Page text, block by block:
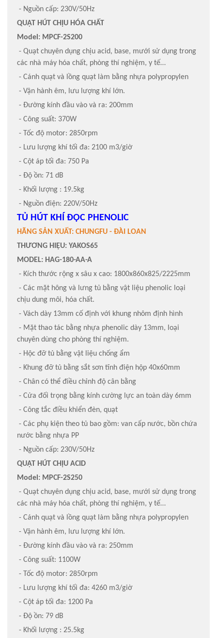
- Nguồn cấp: 230V/50Hz
QUẠT HÚT CHỊU HÓA CHẤT
Model: MPCF-2S200
- Quạt chuyên dụng chịu acid, base, mưới sử dụng trong
các nhà máy hóa chất, phòng thí nghiệm, y tế…
- Cánh quạt và lồng quạt làm bằng nhựa polypropylen
- Vận hành êm, lưu lượng khí lớn.
- Đường kính đầu vào và ra: 200mm
- Công suất: 370W
- Tốc độ motor: 2850rpm
- Lưu lượng khí tối đa: 2100 m3/giờ
- Cột áp tối đa: 750 Pa
- Độ ồn: 71 dB
- Khối lượng : 19.5kg
- Nguồn điện: 220V/50Hz
TỦ HÚT KHÍ ĐỘC PHENOLIC
HÃNG SẢN XUẤT: CHUNGFU - ĐÀI LOAN
THƯƠNG HIỆU: YAKOS65
MODEL: HAG-180-AA-A
- Kích thước rộng x sâu x cao: 1800x860x825/2225mm
- Các mặt hông và lưng tủ bằng vật liệu phenolic loại
chịu dung môi, hóa chất.
- Vách dày 13mm cố định với khung nhôm định hình
- Mặt thao tác bằng nhựa phenolic dày 13mm, loại
chuyên dùng cho phòng thí nghiệm.
- Hộc đỡ tủ bằng vật liệu chống ẩm
- Khung đỡ tủ bằng sắt sơn tĩnh điện hộp 40x60mm
- Chân có thể điều chỉnh độ cân bằng
- Cửa đối trọng bằng kính cường lực an toàn dày 6mm
- Công tắc điều khiển đèn, quạt
- Các phụ kiện theo tủ bao gồm: van cấp nước, bồn chứa
nước bằng nhựa PP
- Nguồn cấp: 230V/50Hz
QUẠT HÚT CHỊU ACID
Model: MPCF-2S250
- Quạt chuyên dụng chịu acid, base, mưới sử dụng trong
các nhà máy hóa chất, phòng thí nghiệm, y tế…
- Cánh quạt và lồng quạt làm bằng nhựa polypropylen
- Vận hành êm, lưu lượng khí lớn.
- Đường kính đầu vào và ra: 250mm
- Công suất: 1100W
- Tốc độ motor: 2850rpm
- Lưu lượng khí tối đa: 4260 m3/giờ
- Cột áp tối đa: 1200 Pa
- Độ ồn: 79 dB
- Khối lượng : 25.5kg